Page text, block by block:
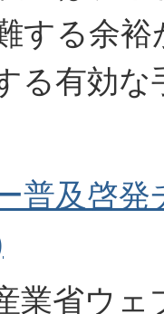
する余
る有効な
普及啓
業省ウ